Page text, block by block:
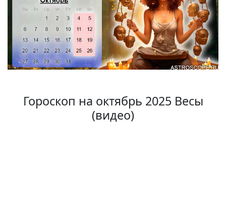
Гороскоп на октябрь 2025 Весы
(видео)